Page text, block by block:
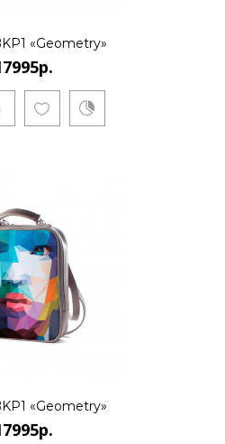
«Geometry»
«Geometry»